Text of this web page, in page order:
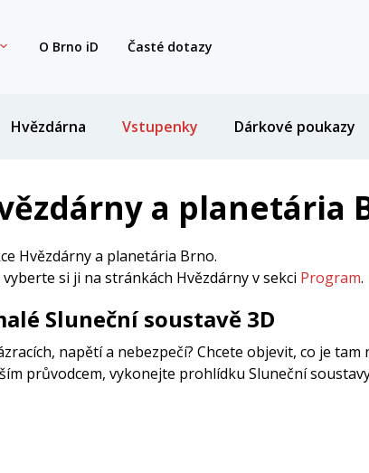
O Brno iD Časté dotazy
Hvězdárna Vstupenky Dárkové poukazy
a planetária
Hvězdárny a planetária Brno.
si ji na stránkách Hvězdárny v sekci Program.
Sluneční soustavě 3D
napětí a nebezpečí? Chcete objevit, co je
průvodcem, vykonejte prohlídku Sluneční